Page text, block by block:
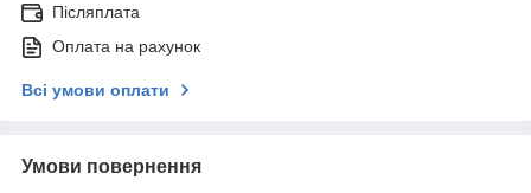
Післяплата
Оплата на рахунок
Всі умови оплати
Умови повернення